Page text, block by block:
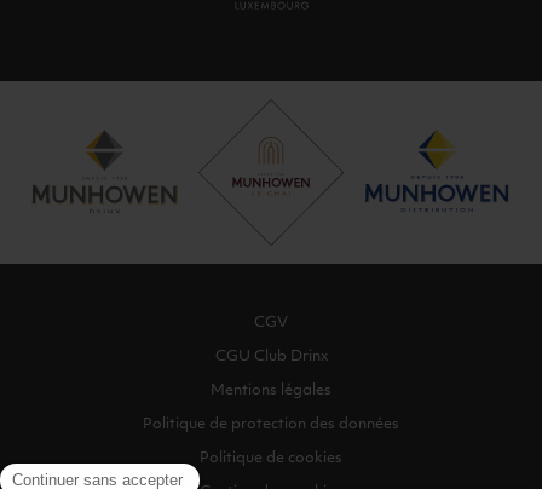
CGV
CGU Club Drinx
Mentions légales
Politique de protection des données
Politique de cookies